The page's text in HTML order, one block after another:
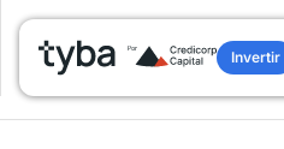
Invertir